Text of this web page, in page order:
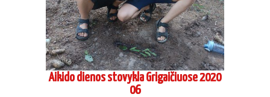
Aikido dienos stovykla Grigaičiuose 2020
06